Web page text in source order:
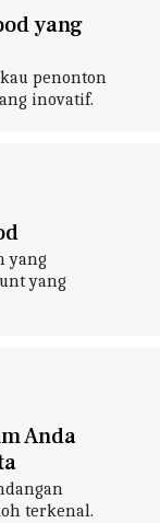
yang
penonton
inovatif.
yang
yang
Anda
terkenal.